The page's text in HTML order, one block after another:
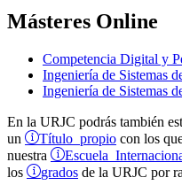
Másteres Online
Competencia Digital y
Ingeniería de Sistemas
Ingeniería de Sistemas
En la URJC podrás también
un
Título propio con los
nuestra
Escuela
los
grados de la URJC por